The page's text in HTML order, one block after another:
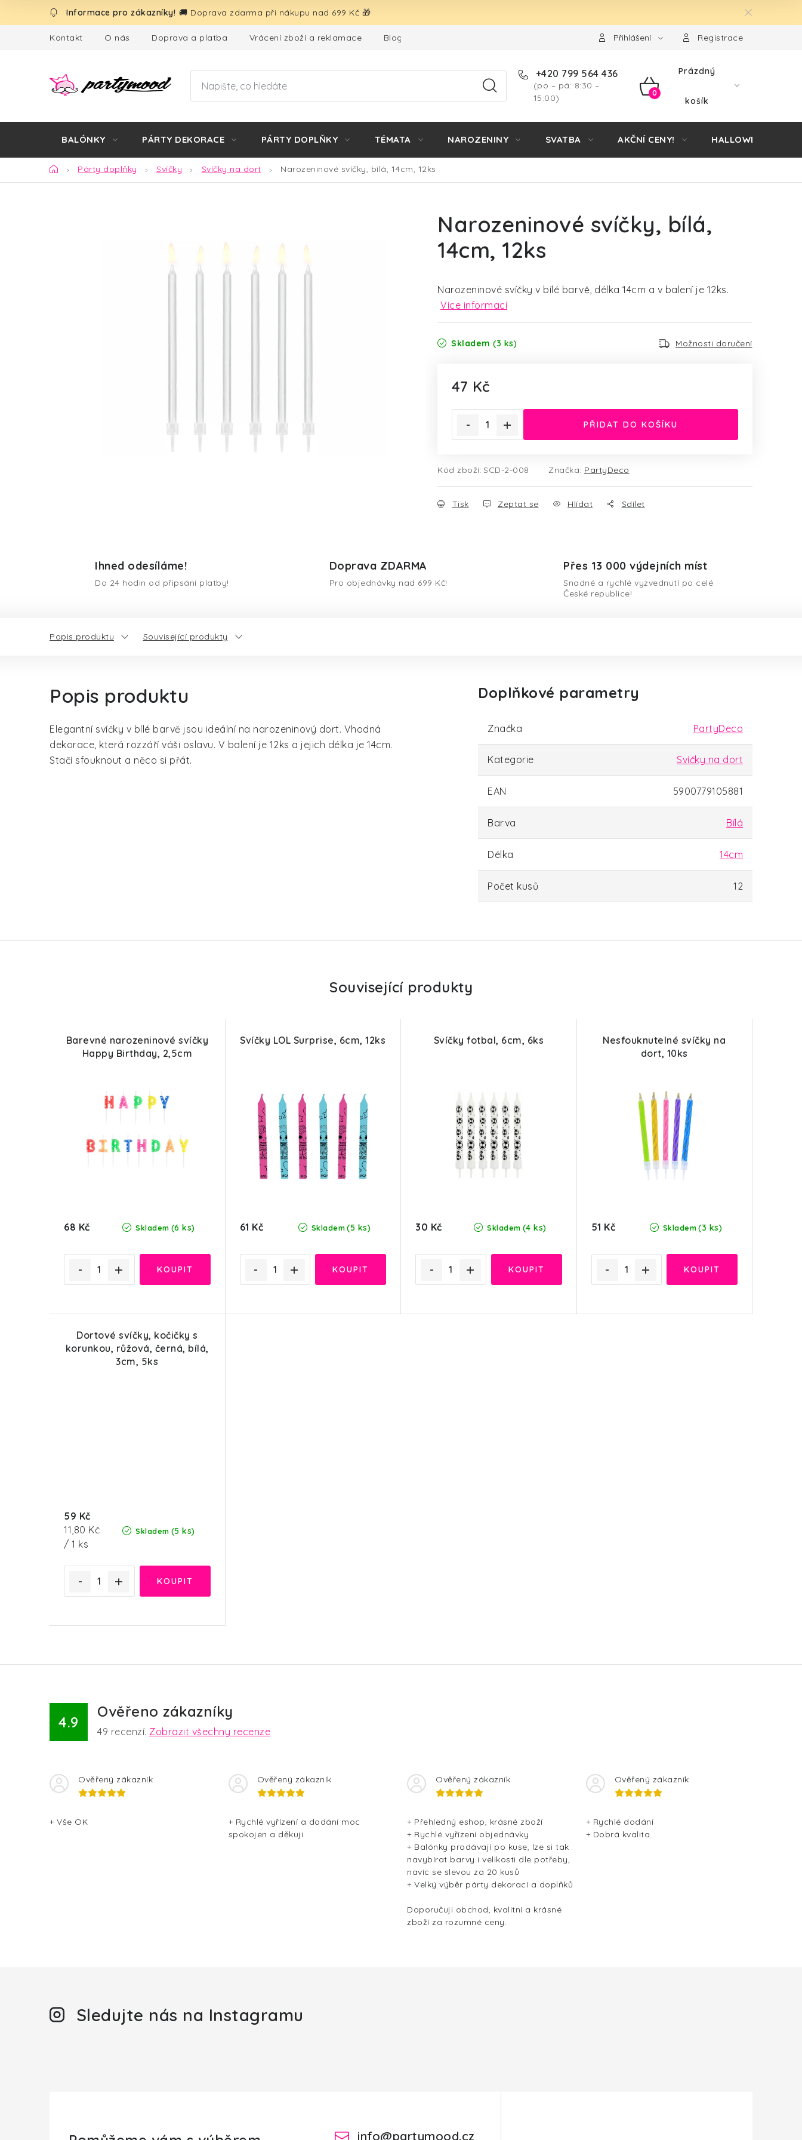
🚚 Doprava zdarma při nákupu nad 699 Kč 🎁
Kontakt O nás Doprava a platba Vrácení zboží a reklamace Blog Přihlášení Registrace
+420 799 564 436
(po – pá: 8:30 –
15:00)
NÁKUPNÍ
Prázdný
košík
BALÓNKY PÁRTY DEKORACE PÁRTY DOPLŇKY TÉMATA NAROZENINY SVATBA AKČNÍ CENY! HALLOWEEN
DomůPárty doplňky Svíčky Svíčky na dort Narozeninové svíčky, bílá, 14cm, 12ks
Narozeninové svíčky, bílá,
14cm, 12ks
Narozeninové svíčky v bílé barvě, délka 14cm a v balení je 12ks.
Více informací
Skladem (3 ks) Možnosti doručení
47 Kč
PŘIDAT DO KOŠÍKU
Kód zboží: SCD-2-008 Značka: PartyDeco
Tisk Zeptat se Hlídat Sdílet
Ihned odesíláme!
Do 24 hodin od připsání platby!
Doprava ZDARMA
Pro objednávky nad 699 Kč!
Přes 13 000 výdejních míst
Snadné a rychlé vyzvednutí po celé
České republice!
Popis produktu Související produkty
Popis produktu
Elegantní svíčky v bílé barvě jsou ideální na narozeninový dort. Vhodná
dekorace, která rozzáří váši oslavu. V balení je 12ks a jejich délka je 14cm.
Stačí sfouknout a něco si přát.
Doplňkové parametry
Značka PartyDeco
Kategorie Svíčky na dort
EAN 5900779105881
Barva Bílá
Délka 14cm
Počet kusů 12
Související produkty
Barevné narozeninové svíčky
Happy Birthday, 2,5cm
Skladem (6 ks)
68 Kč
Svíčky LOL Surprise, 6cm, 12ks
Skladem (5 ks)
61 Kč
Svíčky fotbal, 6cm, 6ks
Skladem (4 ks)
30 Kč
Nesfouknutelné svíčky na
dort, 10ks
Skladem (3 ks)
51 Kč
Dortové svíčky, kočičky s
korunkou, růžová, černá, bílá,
3cm, 5ks
Skladem (5 ks)
59 Kč
Měrná
cena:
11,80 Kč
/ 1 ks
4.9
Ověřeno zákazníky
49 recenzí. Zobrazit všechny recenze
Ověřený zákazník
+ Vše OK
Ověřený zákazník
+ Rychlé vyřízení a dodání moc
spokojen a děkuji
Ověřený zákazník
+ Přehledný eshop, krásné zboží
+ Rychlé vyřízení objednávky
+ Balónky prodávají po kuse, lze si tak
navybírat barvy i velikosti dle potřeby,
navíc se slevou za 20 kusů
+ Velký výběr párty dekorací a doplňků
Doporučuji obchod, kvalitní a krásné
zboží za rozumné ceny.
Ověřený zákazník
+ Rychlé dodání
+ Dobrá kvalita
Sledujte nás na Instagramu
info@partymood.cz